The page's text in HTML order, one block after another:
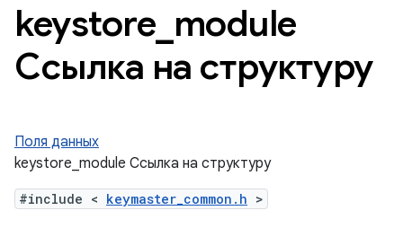
keystore module
Ссылка на структуру
Поля данных
keystore_module Ссылка на структуру
#include < keymaster_common.h >